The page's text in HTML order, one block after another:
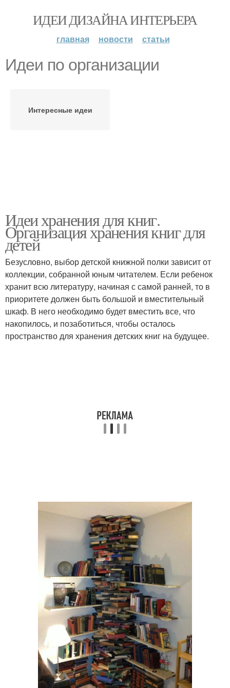
ИДЕИ ДИЗАЙНА ИНТЕРЬЕРА
главная новости статьи
Идеи по организации
Интересные идеи
Идеи хранения для книг.
Организация хранения книг для
детей
Безусловно, выбор детской книжной полки зависит от
коллекции, собранной юным читателем. Если ребенок
хранит всю литературу, начиная с самой ранней, то в
приоритете должен быть большой и вместительный
шкаф. В него необходимо будет вместить все, что
накопилось, и позаботиться, чтобы осталось
пространство для хранения детских книг на будущее.